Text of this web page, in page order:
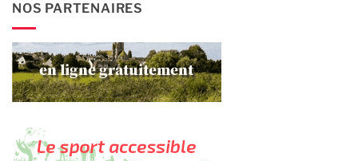
NOS PARTENAIRES